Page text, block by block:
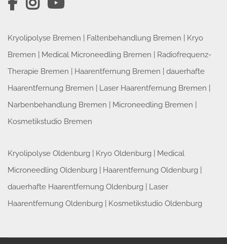
Kryolipolyse Bremen Faltenbehandlung Bremen
Kryo
Bremen
Medical Microneedling Bremen
Radiofrequenz-
Therapie Bremen
Haarentfernung Bremen
dauerhafte
Haarentfernung Bremen
Laser Haarentfernung Bremen
Narbenbehandlung Bremen
Microneedling Bremen
Kosmetikstudio Bremen
Kryolipolyse Oldenburg Kryo Oldenburg
Medical
Microneedling Oldenburg
Haarentfernung Oldenburg
dauerhafte Haarentfernung Oldenburg
Laser
Haarentfernung Oldenburg
Kosmetikstudio Oldenburg